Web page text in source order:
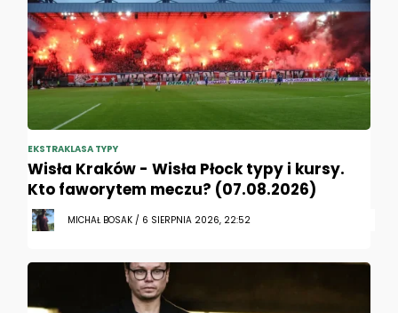
EKSTRAKLASA TYPY
Wisła Kraków - Wisła Płock typy i kursy.
Kto faworytem meczu? (07.08.2026)
MICHAŁ BOSAK / 6 SIERPNIA 2026, 22:52